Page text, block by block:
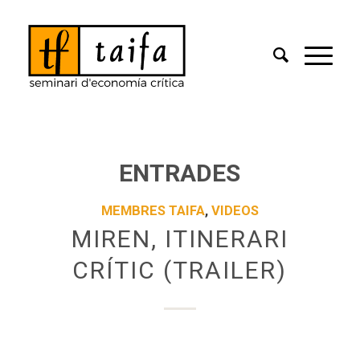
ENTRADES
MEMBRES TAIFA, VIDEOS
MIREN, ITINERARI
CRÍTIC (TRAILER)